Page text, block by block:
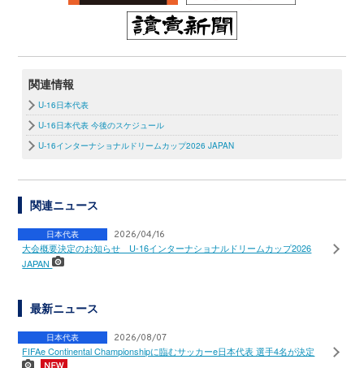
関連情報
U-16日本代表
U-16日本代表 今後のスケジュール
U-16インターナショナルドリームカップ2026 JAPAN
関連ニュース
日本代表 2026/04/16
大会概要決定のお知らせ U-16インターナショナルドリームカップ2026
JAPAN
最新ニュース
日本代表 2026/08/07
FIFAe Continental Championshipに臨むサッカーe日本代表 選手4名が決定